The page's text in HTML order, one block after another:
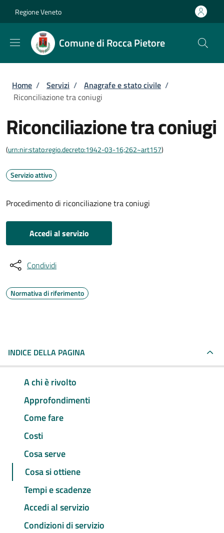
Regione Veneto
Comune di Rocca Pietore
Briciole di pane
Home / Servizi / Anagrafe e stato civile /
Riconciliazione tra coniugi
Riconciliazione tra coniugi
(urn:nir:stato:regio.decreto:1942-03-16;262~art157)
Servizio attivo
Procedimento di riconciliazione tra coniugi
Accedi al servizio
Condividi
Normativa di riferimento
INDICE DELLA PAGINA
A chi è rivolto
Approfondimenti
Come fare
Costi
Cosa serve
Cosa si ottiene
Tempi e scadenze
Accedi al servizio
Condizioni di servizio